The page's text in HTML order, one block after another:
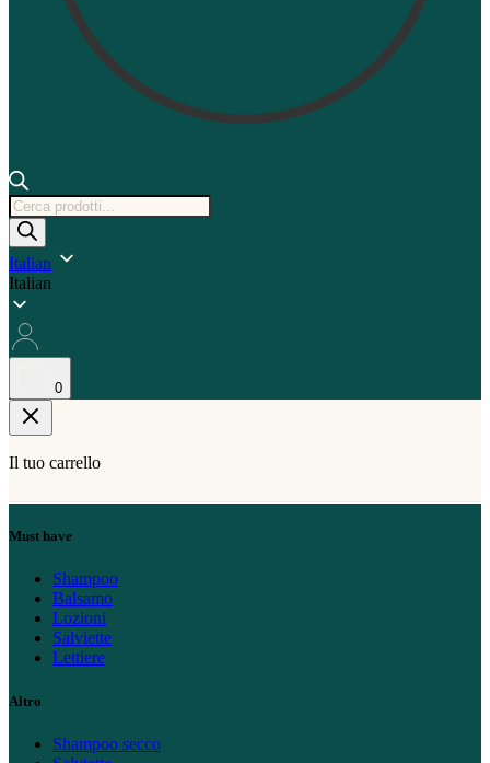
Ricerca
prodotti
Italian
Italian
0
Il tuo carrello
Must have
Shampoo
Balsamo
Lozioni
Salviette
Lettiere
Altro
Shampoo secco